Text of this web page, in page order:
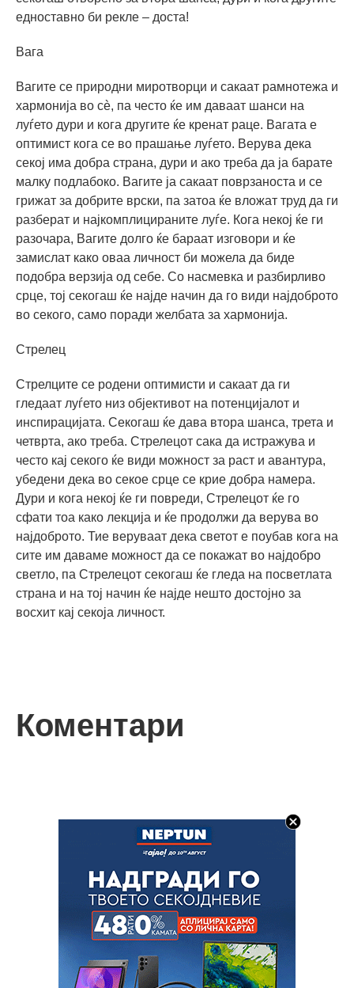
едноставно би рекле – доста!
Вага
Вагите се природни миротворци и сакаат рамнотежа и
хармонија во сè, па често ќе им даваат шанси на
луѓето дури и кога другите ќе кренат раце. Вагата е
оптимист кога се во прашање луѓето. Верува дека
секој има добра страна, дури и ако треба да ја барате
малку подлабоко. Вагите ја сакаат поврзаноста и се
грижат за добрите врски, па затоа ќе вложат труд да ги
разберат и најкомплицираните луѓе. Кога некој ќе ги
разочара, Вагите долго ќе бараат изговори и ќе
замислат како оваа личност би можела да биде
подобра верзија од себе. Со насмевка и разбирливо
срце, тој секогаш ќе најде начин да го види најдоброто
во секого, само поради желбата за хармонија.
Стрелец
Стрелците се родени оптимисти и сакаат да ги
гледаат луѓето низ објективот на потенцијалот и
инспирацијата. Секогаш ќе дава втора шанса, трета и
четврта, ако треба. Стрелецот сака да истражува и
често кај секого ќе види можност за раст и авантура,
убедени дека во секое срце се крие добра намера.
Дури и кога некој ќе ги повреди, Стрелецот ќе го
сфати тоа како лекција и ќе продолжи да верува во
најдоброто. Тие веруваат дека светот е поубав кога на
сите им даваме можност да се покажат во најдобро
светло, па Стрелецот секогаш ќе гледа на посветлата
страна и на тој начин ќе најде нешто достојно за
восхит кај секоја личност.
Коментари